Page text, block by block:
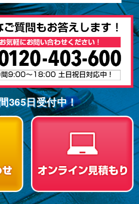
365⽇受付中！